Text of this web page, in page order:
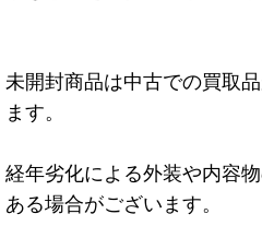
未開封商品は中古での買取
ます。
経年劣化による外装や内容
ある場合がございます。